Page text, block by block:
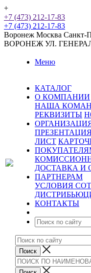
+
+7 (473) 212-17-83
+7 (473) 212-17-83
Воронеж Москва Санкт-
ВОРОНЕЖ УЛ.
Меню
КАТАЛОГ
О КОМПАНИИ
НАША
РЕКВИЗИТЫ
ЛИСТ
ДОСТАВКА И
ПАРТНЕРАМ
УСЛОВИЯ
КОНТАКТЫ